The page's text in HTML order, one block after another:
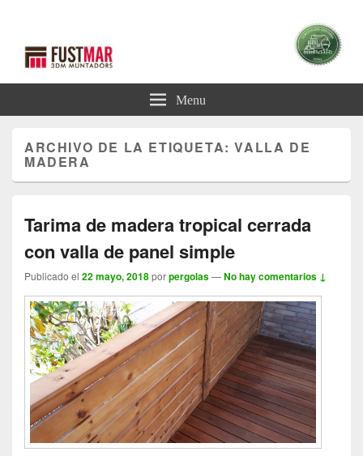
Blog Pérgolas Menu
ARCHIVO DE LA ETIQUETA:VALLA DE
MADERA
Tarima de madera tropical cerrada
con valla de panel simple
Publicado el 22 mayo, 2018porpergolas—No hay comentarios ↓